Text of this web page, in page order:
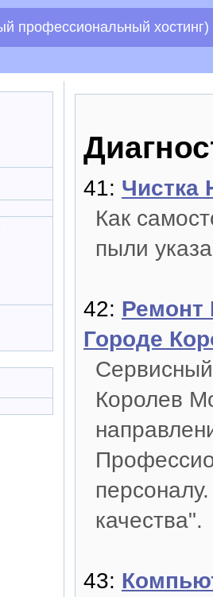
профессиональный хостинг)
41: Чистка
Как
пыли
42: Ремонт
Городе
Королев
качества".
43: